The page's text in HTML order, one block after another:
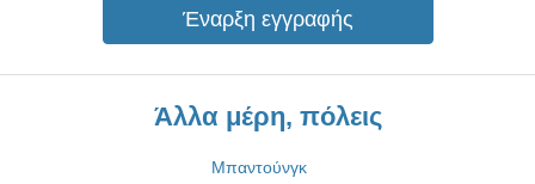
Έναρξη εγγραφής
Άλλα μέρη, πόλεις
Μπαντούνγκ